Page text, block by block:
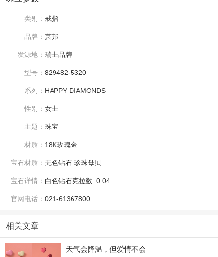
类别： 戒指
品牌： 萧邦
发源地： 瑞士品牌
型号： 829482-5320
系列： HAPPY DIAMONDS
性别： 女士
主题： 珠宝
材质： 18K玫瑰金
宝石材质： 无色钻石,珍珠母贝
宝石详情： 白色钻石克拉数: 0.04
官网电话： 021-61367800
相关文章
天气会降温，但爱情不会